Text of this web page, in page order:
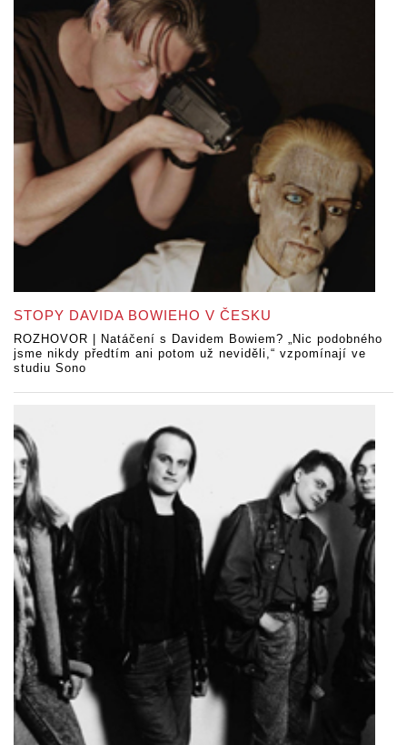
STOPY DAVIDA BOWIEHO V ČESKU
ROZHOVOR | Natáčení s Davidem Bowiem? „Nic podobného
jsme nikdy předtím ani potom už neviděli,“ vzpomínají ve
studiu Sono